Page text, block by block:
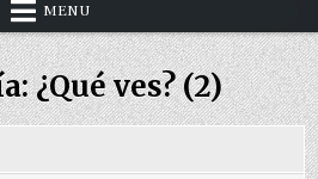
MENU
¿Qué ves? (2)